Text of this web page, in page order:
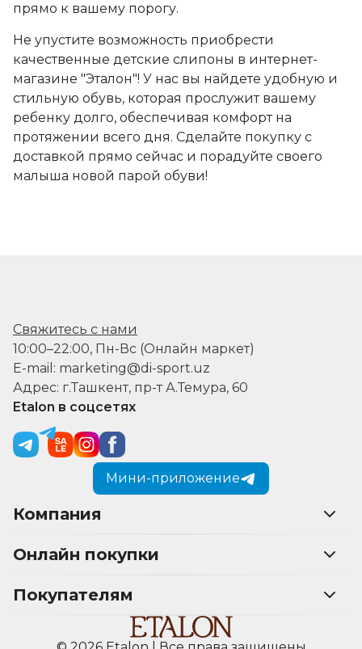
прямо к вашему порогу.
Не упустите возможность приобрести
качественные детские слипоны в интернет-
магазине "Эталон"! У нас вы найдете удобную и
стильную обувь, которая прослужит вашему
ребенку долго, обеспечивая комфорт на
протяжении всего дня. Сделайте покупку с
доставкой прямо сейчас и порадуйте своего
малыша новой парой обуви!
Свяжитесь с нами
10:00–22:00, Пн-Вс (Онлайн маркет)
E-mail: marketing@di-sport.uz
Адрес: г.Ташкент, пр-т А.Темура, 60
Etalon в соцсетях
Мини-приложение
Компания
Онлайн покупки
Покупателям